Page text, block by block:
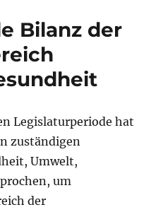
Bilanz der
Legislaturperiode hat
zuständigen
Umwelt,
um
der